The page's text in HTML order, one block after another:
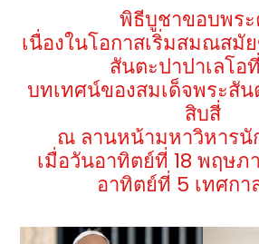
พิธีบูชาขอบพร
เนื่องในโอกาสเริ่มสมณสมั
สันตะปาปาเลโอ
บทเทศน์ของสมเด็จพระสัน
สิบสี่
ณ ลานหน้ามหาวิหารนั
เมื่อวันอาทิตย์ที่ 18 พฤษภ
อาทิตย์ที่ 5 เทศกา